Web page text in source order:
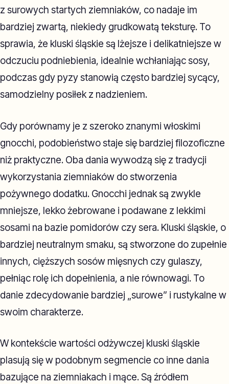
z surowych startych ziemniaków, co nadaje im
bardziej zwartą, niekiedy grudkowatą teksturę. To
sprawia, że kluski śląskie są lżejsze i delikatniejsze w
odczuciu podniebienia, idealnie wchłaniając sosy,
podczas gdy pyzy stanowią często bardziej sycący,
samodzielny posiłek z nadzieniem.
Gdy porównamy je z szeroko znanymi włoskimi
gnocchi, podobieństwo staje się bardziej filozoficzne
niż praktyczne. Oba dania wywodzą się z tradycji
wykorzystania ziemniaków do stworzenia
pożywnego dodatku. Gnocchi jednak są zwykle
mniejsze, lekko żebrowane i podawane z lekkimi
sosami na bazie pomidorów czy sera. Kluski śląskie, o
bardziej neutralnym smaku, są stworzone do zupełnie
innych, cięższych sosów mięsnych czy gulaszy,
pełniąc rolę ich dopełnienia, a nie równowagi. To
danie zdecydowanie bardziej „surowe” i rustykalne w
swoim charakterze.
W kontekście wartości odżywczej kluski śląskie
plasują się w podobnym segmencie co inne dania
bazujące na ziemniakach i mące. Są źródłem